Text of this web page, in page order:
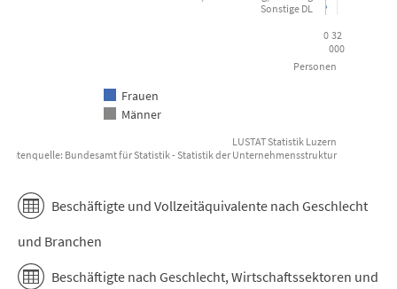
Personen
Frauen
Männer
0 32
000
Sonstige DL
LUSTAT Statistik Luzern
Datenquelle: Bundesamt für Statistik - Statistik der Unternehmensstruktur
Beschäftigte und Vollzeitäquivalente nach Geschlecht
und Branchen
Beschäftigte nach Geschlecht, Wirtschaftssektoren und